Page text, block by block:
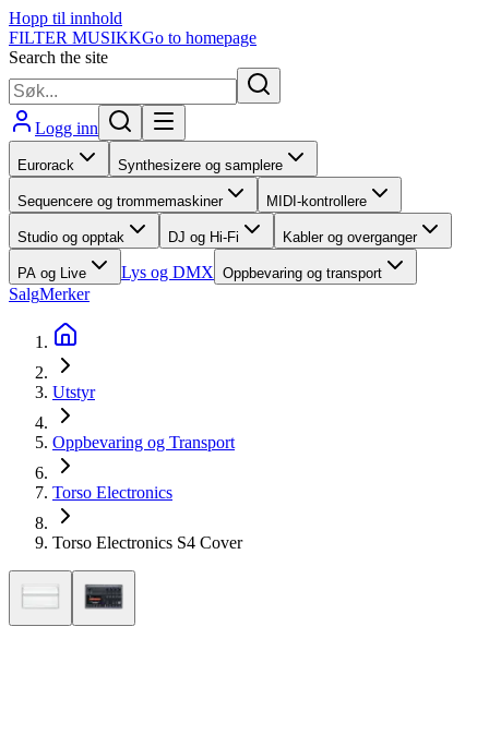
Hopp til innhold
FILTER MUSIKKGo to homepage
Search the site
Logg inn
Eurorack Synthesizere og samplere
Sequencere og trommemaskiner MIDI-kontrollere
Studio og opptak DJ og Hi-Fi Kabler og overganger
PA og Live Lys og DMX Oppbevaring og transport
SalgMerker
Utstyr
Oppbevaring og Transport
Torso Electronics
Torso Electronics S4 Cover